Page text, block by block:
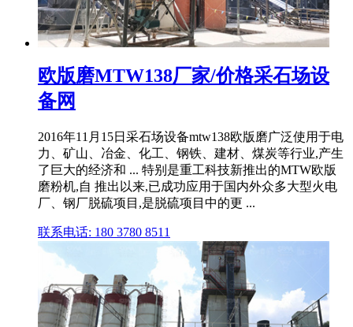
欧版磨MTW138厂家/价格采石场设
备网
2016年11月15日采石场设备mtw138欧版磨广泛使用于电
力、矿山、冶金、化工、钢铁、建材、煤炭等行业,产生
了巨大的经济和 ... 特别是重工科技新推出的MTW欧版
磨粉机,自 推出以来,已成功应用于国内外众多大型火电
厂、钢厂脱硫项目,是脱硫项目中的更 ...
联系电话: 180 3780 8511